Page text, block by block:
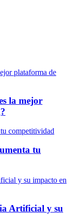
la mejor
tu
Artificial y su